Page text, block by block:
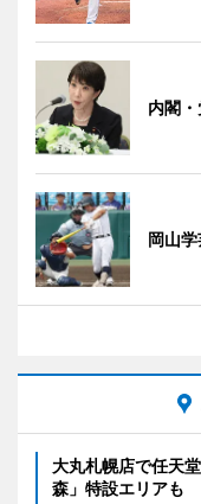
内閣
岡山
大丸札幌店で任天
森」特設エリアも